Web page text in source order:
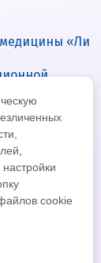
медицины «Ли
cookie